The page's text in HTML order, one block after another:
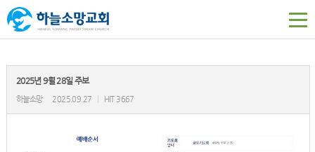
2025년 9월 28일 주보
하늘소망 2025.09.27 HIT 3667